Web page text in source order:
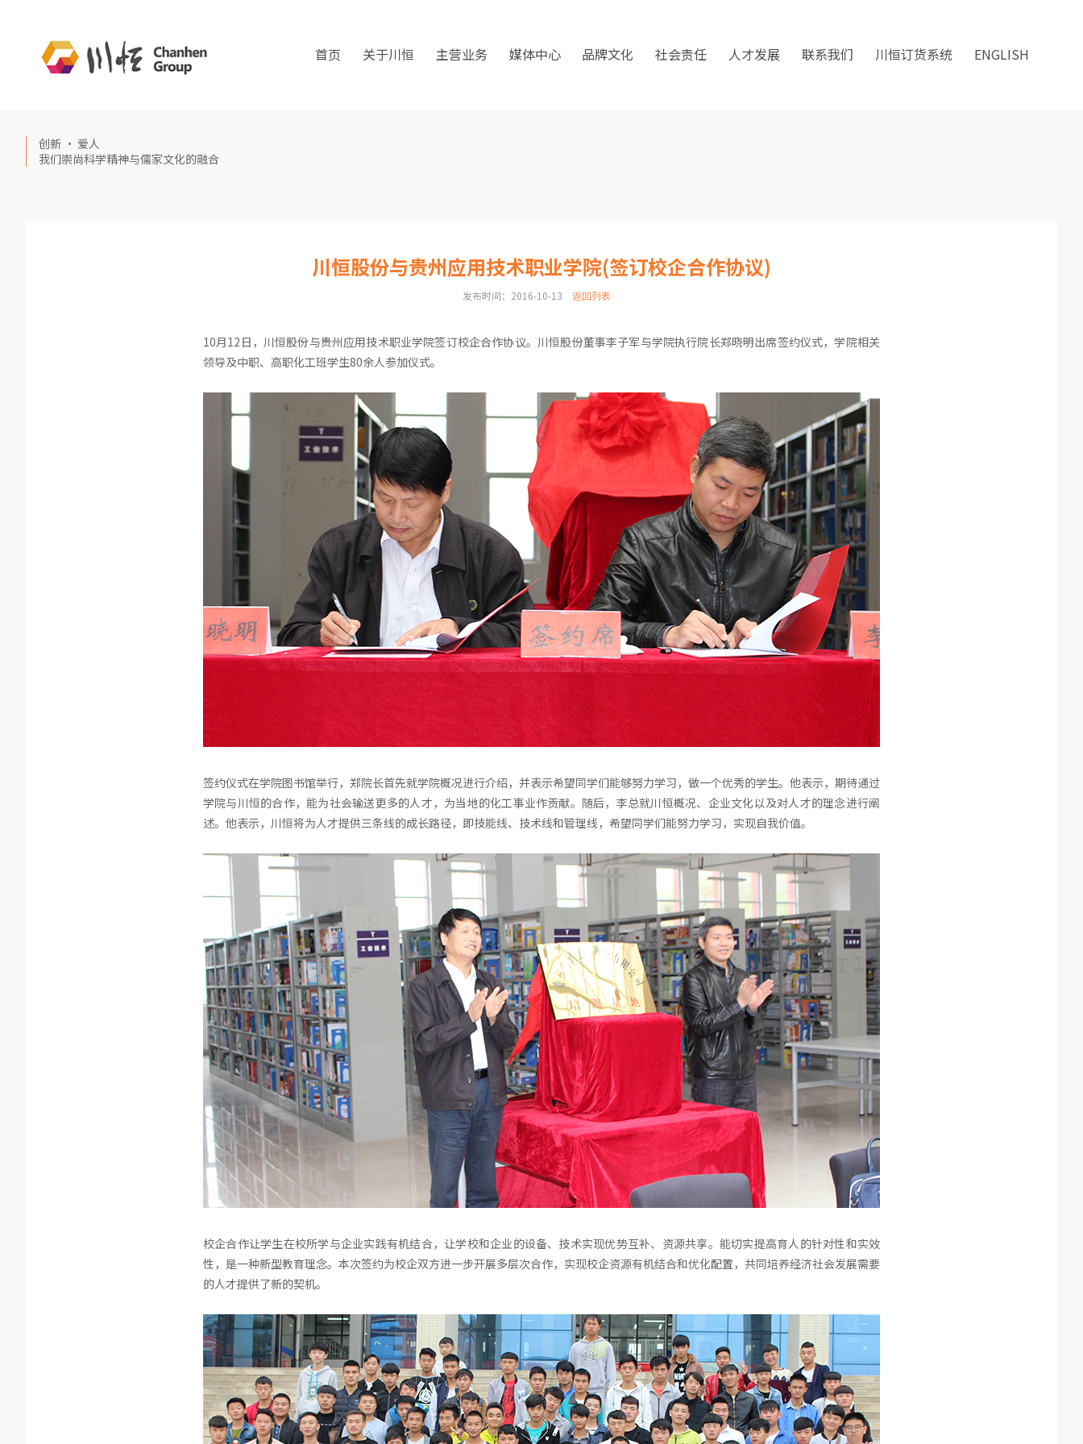
首页 关于川恒 主营业务 媒体中心 品牌文化 社会责任 人才发展 联系我们 川恒订货系统 ENGLISH
创新 · 爱人
我们崇尚科学精神与儒家文化的融合
川恒股份与贵州应用技术职业学院(签订校企合作协议)
发布时间：2016-10-13 返回列表
10月12日，川恒股份与贵州应用技术职业学院签订校企合作协议。川恒股份董事李子军与学院执行院长郑晓明出席签约仪式，学院相关
领导及中职、高职化工班学生80余人参加仪式。
签约仪式在学院图书馆举行，郑院长首先就学院概况进行介绍，并表示希望同学们能够努力学习，做一个优秀的学生。他表示，期待通过
学院与川恒的合作，能为社会输送更多的人才，为当地的化工事业作贡献。随后，李总就川恒概况、企业文化以及对人才的理念进行阐
述。他表示，川恒将为人才提供三条线的成长路径，即技能线、技术线和管理线，希望同学们能努力学习，实现自我价值。
校企合作让学生在校所学与企业实践有机结合，让学校和企业的设备、技术实现优势互补、资源共享。能切实提高育人的针对性和实效
性，是一种新型教育理念。本次签约为校企双方进一步开展多层次合作，实现校企资源有机结合和优化配置，共同培养经济社会发展需要
的人才提供了新的契机。